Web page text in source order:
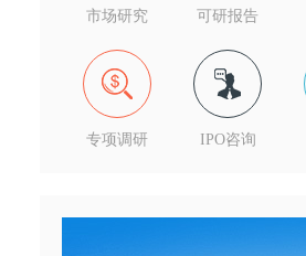
市场研究 可研报告
专项调研 IPO咨询